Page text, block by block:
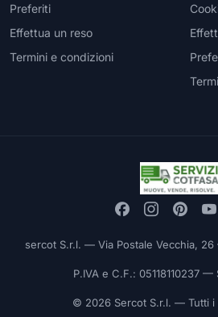
Preferiti
Effettua un reso
Termini e condizioni
sercot S.r.l. — Via Postale Vecchia,
P.IVA e C.F.: 05118110237 —
© 2026 Sercot S.r.l. — Tutti i